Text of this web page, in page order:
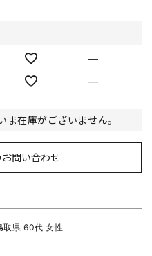
—
—
在庫がございません。
問い合わせ
取県 60代 女性